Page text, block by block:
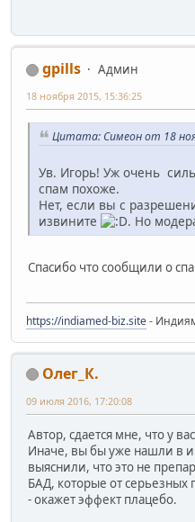
gpills
Админ
18 ноября 2015, 15:36:25
Цитата: Симеон от 18
Ув. Игорь! Уж очень
спам похоже.
Нет, если вы с
извините
. Но
Спасибо что сообщили о
https://indiamed-biz.site-
Олег_К.
09 июля 2016, 17:20:08
Автор, сдается мне, что у
Иначе, вы бы уже нашли в
выяснили, что это не
БАД, которые от серьезных
- окажет эффект плацебо.